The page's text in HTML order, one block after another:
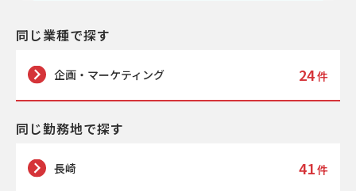
ますか
か
選考の結果について詳細理由を教えてもらえ
採用プロセスについて
同じ業種で探す
企画・マーケティング 24件
同じ勤務地で探す
長崎 41件